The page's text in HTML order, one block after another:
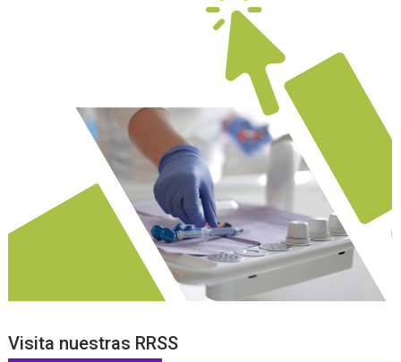
Visita nuestras RRSS